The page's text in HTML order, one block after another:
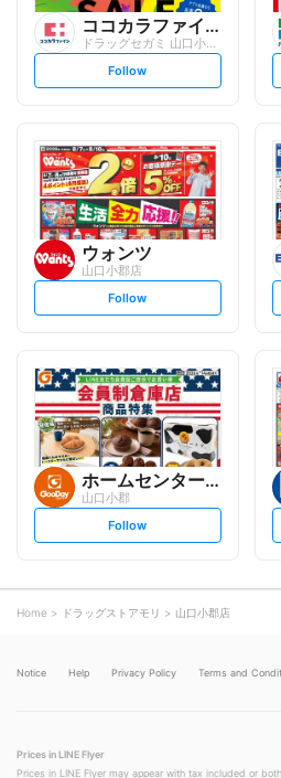
ココカラファイン
ドラッグセガミ 山口小郡店
s
t
o
w
Follow
ウォンツ
山口小郡店
s
t
l
o
w
Follow
ホームセンター グッデイ
山口小郡
s
t
o
w
Follow
Home ドラッグストアモリ 山口小郡店
Notice Help Privacy Policy Terms and
Prices in LINE Flyer
Prices in LINE Flyer may appear with tax included or